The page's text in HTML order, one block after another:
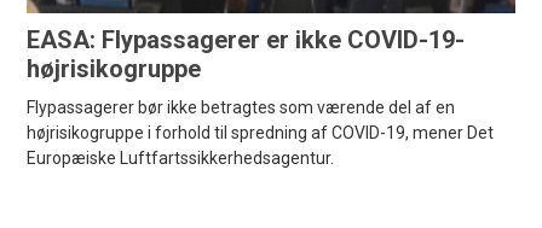
EASA: Flypassagerer er ikke COVID-19-
højrisikogruppe
Flypassagerer bør ikke betragtes som værende del af en
højrisikogruppe i forhold til spredning af COVID-19, mener Det
Europæiske Luftfartssikkerhedsagentur.